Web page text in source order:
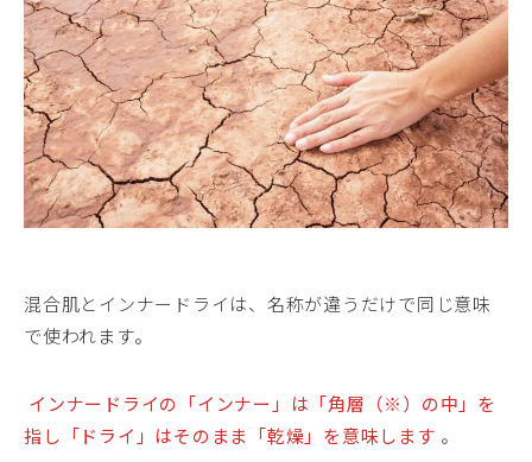
混合肌とインナードライは、名称が違うだけで同じ意味
で使われます。
インナードライの「インナー」は「角層（※）の中」を
指し「ドライ」はそのまま「乾燥」を意味します 。